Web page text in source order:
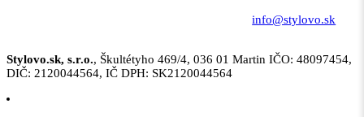
info@stylovo.sk
Stylovo.sk, s.r.o., Škultétyho 469/4, 036 01 Martin IČO: 48097454,
DIČ: 2120044564, IČ DPH: SK2120044564